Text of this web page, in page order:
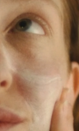
Entrar
Perfil de usuário
Meus aparelhos
Meus pedidos
Meus endereços
subscrições
Español
Русский
繁體中文